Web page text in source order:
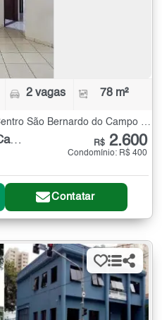
2 vagas 78 m²
Centro São Bernardo do Campo R$ 2.600
Condomínio: R$ 400
Contatar